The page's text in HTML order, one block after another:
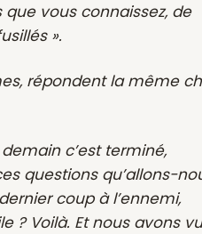
vous connaissez, de
».
répondent la même
c’est terminé,
questions qu’allons-
coup à l’ennemi,
? Voilà. Et nous avons